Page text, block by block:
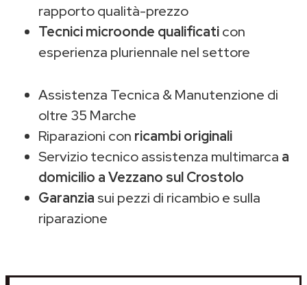
rapporto qualità-prezzo
Tecnici microonde qualificaticon
esperienza pluriennale nel settore
Assistenza Tecnica & Manutenzione di
oltre 35 Marche
Riparazioni con ricambi originali
Servizio tecnico assistenza multimarca a
domicilio a Vezzano sul Crostolo
Garanzia sui pezzi di ricambio e sulla
riparazione